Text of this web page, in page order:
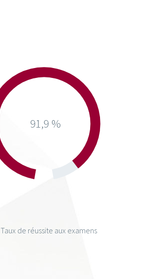
91,9 %
Taux de réussite aux examens